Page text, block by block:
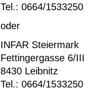
Tel.: 0664/1533250
oder
INFAR Steiermark
Fettingergasse 6/III
8430 Leibnitz
Tel.: 0664/1533250